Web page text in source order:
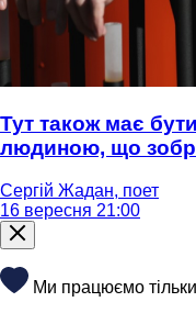
Тут також має
людиною, що
Сергій Жадан, поет
16 вересня 21:00
Ми працюємо